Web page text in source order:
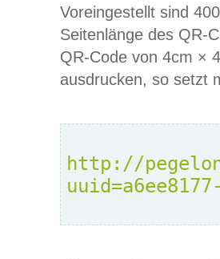
Voreingestellt sind
Seitenlänge des QR-
QR-Code von 4cm ×
ausdrucken, so setzt
http://